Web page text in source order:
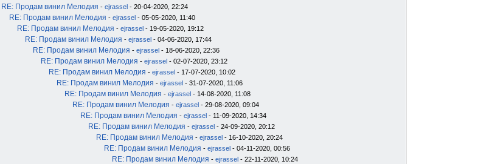
RE: Продам винил Мелодия - ejrassel - 20-04-2020, 22:24
RE: Продам винил Мелодия - ejrassel - 05-05-2020, 11:40
RE: Продам винил Мелодия - ejrassel - 19-05-2020, 19:12
RE: Продам винил Мелодия - ejrassel - 04-06-2020, 17:44
RE: Продам винил Мелодия - ejrassel - 18-06-2020, 22:36
RE: Продам винил Мелодия - ejrassel - 02-07-2020, 23:12
RE: Продам винил Мелодия - ejrassel - 17-07-2020, 10:02
RE: Продам винил Мелодия - ejrassel - 31-07-2020, 11:06
RE: Продам винил Мелодия - ejrassel - 14-08-2020, 11:08
RE: Продам винил Мелодия - ejrassel - 29-08-2020, 09:04
RE: Продам винил Мелодия - ejrassel - 11-09-2020, 14:34
RE: Продам винил Мелодия - ejrassel - 24-09-2020, 20:12
RE: Продам винил Мелодия - ejrassel - 16-10-2020, 20:24
RE: Продам винил Мелодия - ejrassel - 04-11-2020, 00:56
RE: Продам винил Мелодия - ejrassel - 22-11-2020, 10:24